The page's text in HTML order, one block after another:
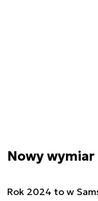
Nowy wymiar
Rok 2024 to w